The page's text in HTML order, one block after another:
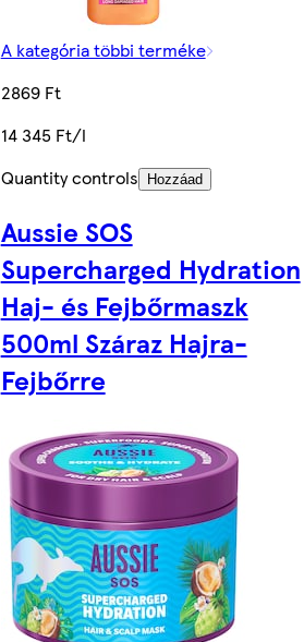
A kategória többi terméke
2869 Ft
14 345 Ft/l
Quantity controls
Hozzáad
Aussie SOS
Supercharged Hydration
Haj- és Fejbőrmaszk
500ml Száraz Hajra-
Fejbőrre